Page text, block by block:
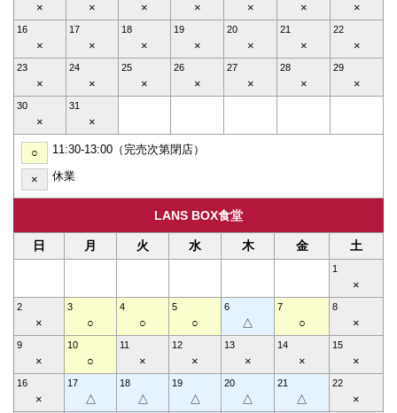
× × × × × × ×
16
×
17
×
18
×
19
×
20
×
21
×
22
×
23
×
24
×
25
×
26
×
27
×
28
×
29
×
30
×
31
×
○ 11:30-13:00（完売次第閉店）
× 休業
LANS BOX食堂
日 月 火 水 木 金 土
1
×
2
×
3
○
4
○
5
○
6
△
7
○
8
×
9
×
10
○
11
×
12
×
13
×
14
×
15
×
16
×
17
△
18
△
19
△
20
△
21
△
22
×